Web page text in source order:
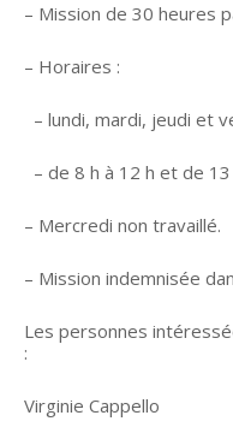
– Mission de 30 heures
– Horaires :
– lundi, mardi, jeudi et
– de 8 h à 12 h et de
– Mercredi non travaillé.
– Mission indemnisée
Les personnes
:
Virginie Cappello